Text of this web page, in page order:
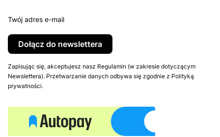
Twój adres e-mail
Dołącz do newslettera
Zapisując się, akceptujesz nasz Regulamin (w zakresie dotyczącym
Newslettera). Przetwarzanie danych odbywa się zgodnie z Polityką
prywatności.